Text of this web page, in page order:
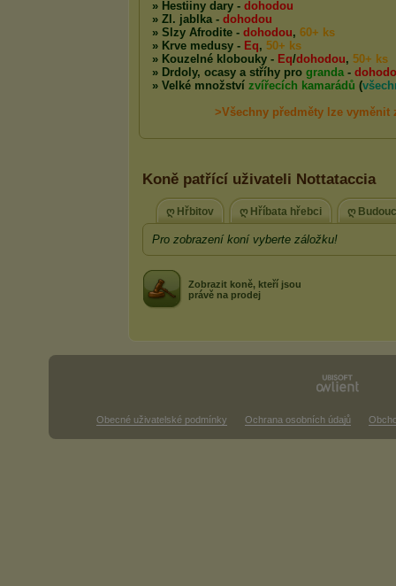
Koně patřící uživateli Nottataccia
ღ Hřbitov ღ Hříbata hřebci ღ
Pro zobrazení koní vyberte záložku!
Zobrazit koně, kteří jsou
právě na prodej
Obecné uživatelské podmínky Ochrana osobních údajů